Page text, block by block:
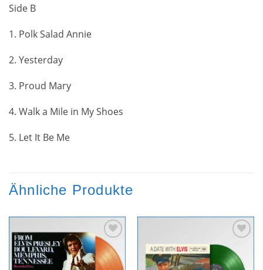
Side B
1. Polk Salad Annie
2. Yesterday
3. Proud Mary
4. Walk a Mile in My Shoes
5. Let It Be Me
Ähnliche Produkte
Zur
Wunschliste
hinzufügen
Zur
Wunschliste
hinzufügen